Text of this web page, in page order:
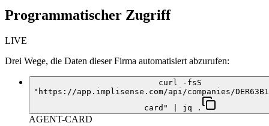
Programmatischer Zugriff
LIVE
Drei Wege, die Daten dieser Firma automatisiert abzurufen:
curl -fsS
"https://app.implisense.com/api/companies/
card" | jq .
AGENT-CARD